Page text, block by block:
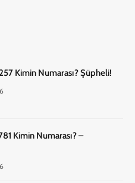
Kimin Numarası? Şüpheli!
Kimin Numarası? –